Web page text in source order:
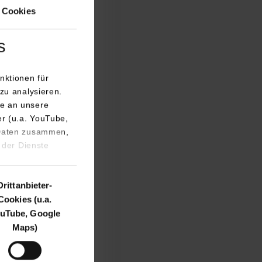
Cookies
für
analysieren.
an unsere
(u.a. YouTube,
zusammen,
Dienste
(u.a.
Google
Maps)
und
Sportlerinnen
Schöpke,
die die
und
ergatterten den